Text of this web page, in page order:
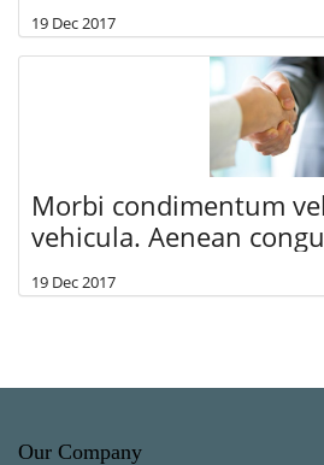
19 Dec 2017
Morbi condimentum
vehicula. Aenean
19 Dec 2017
Our Company